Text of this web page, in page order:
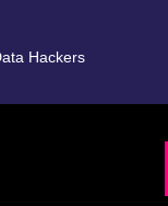
Hackers